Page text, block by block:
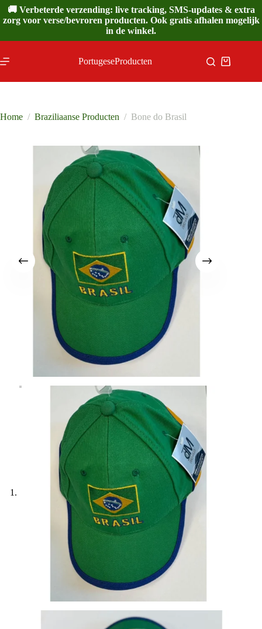
Ga
naar
de
🚚 Verbeterde verzending: live tracking, SMS-updates & extra
zorg voor verse/bevroren producten. Ook gratis afhalen mogelijk
in de winkel.
PortugeseProducten
Home / Braziliaanse Producten / Bone do Brasil